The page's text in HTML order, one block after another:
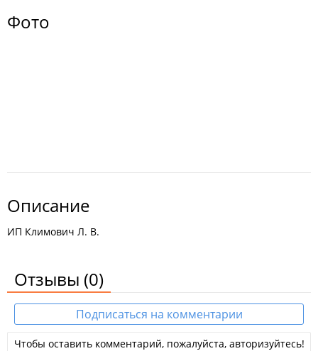
Фото
Описание
ИП Климович Л. В.
Отзывы (0)
Подписаться на комментарии
Чтобы оставить комментарий, пожалуйста, авторизуйтесь!